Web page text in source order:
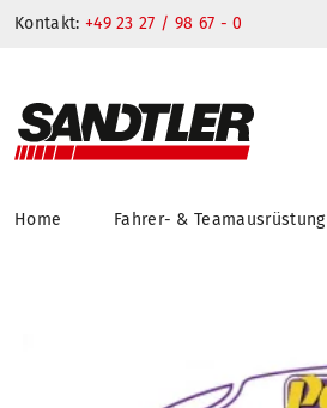
Kontakt: +49 23 27 / 98 67 - 0
Home Fahrer- & Teamausrüstung